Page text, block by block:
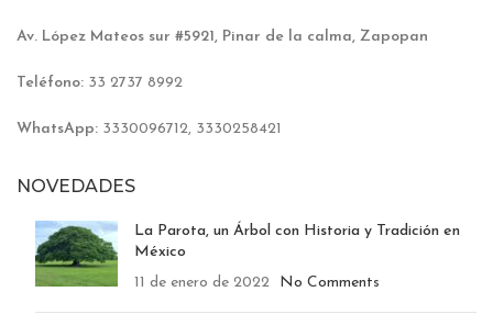
Av. López Mateos sur #5921, Pinar de la calma, Zapopan
Teléfono: 33 2737 8992
WhatsApp: 3330096712, 3330258421
NOVEDADES
La Parota, un Árbol con Historia y Tradición en
México
11 de enero de 2022
No Comments